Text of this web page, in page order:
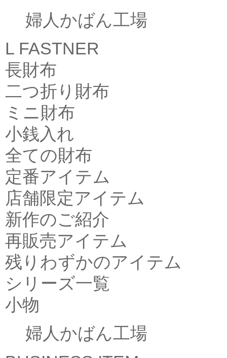
婦人かばん工場
L FASTNER
長財布
二つ折り財布
ミニ財布
小銭入れ
全ての財布
定番アイテム
店舗限定アイテム
新作のご紹介
再販売アイテム
残りわずかのアイテム
シリーズ一覧
小物
婦人かばん工場